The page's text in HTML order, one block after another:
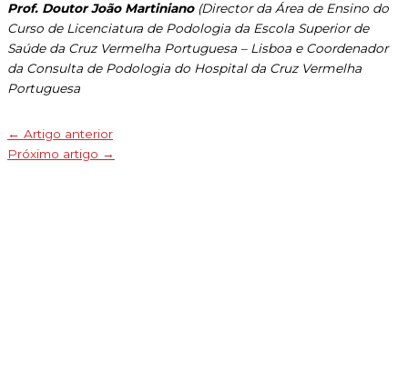
Prof. Doutor João Martiniano(Director da Área de Ensino do
Curso de Licenciatura de Podologia da Escola Superior de
Saúde da Cruz Vermelha Portuguesa – Lisboa e Coordenador
da Consulta de Podologia do Hospital da Cruz Vermelha
Portuguesa
← Artigo anterior
Próximo artigo →